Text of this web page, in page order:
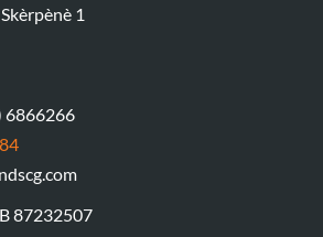
1
6866266
87232507